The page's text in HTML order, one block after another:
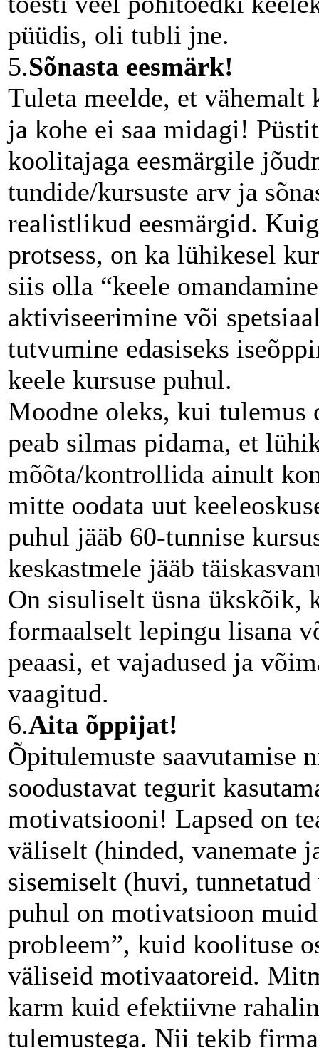
püüdis, oli tubli jne.
5.Sõnasta eesmärk!
Tuleta meelde, et
ja kohe ei saa midagi!
koolitajaga eesmärgile
tundide/kursuste arv ja
realistlikud eesmärgid.
protsess, on ka lühikesel
siis olla “keele
aktiviseerimine või
tutvumine edasiseks
keele kursuse puhul.
Moodne oleks, kui
peab silmas pidama, et
mõõta/kontrollida ainult
mitte oodata uut
puhul jääb 60-tunnise
keskastmele jääb
On sisuliselt üsna ükskõik,
formaalselt lepingu lisana
peaasi, et vajadused ja
vaagitud.
6.Aita õppijat!
Õpitulemuste saavutamise
soodustavat tegurit
motivatsiooni! Lapsed on
väliselt (hinded, vanemate
sisemiselt (huvi,
puhul on motivatsioon
probleem”, kuid koolituse
väliseid motivaatoreid.
karm kuid efektiivne
tulemustega. Nii tekib